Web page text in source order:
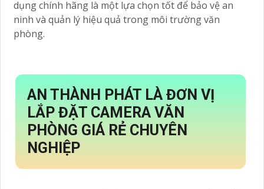
dụng chính hãng là một lựa chọn tốt để bảo vệ an
ninh và quản lý hiệu quả trong môi trường văn
phòng.
AN THÀNH PHÁT LÀ ĐƠN VỊ
LẮP ĐẶT CAMERA VĂN
PHÒNG GIÁ RẺ CHUYÊN
NGHIỆP